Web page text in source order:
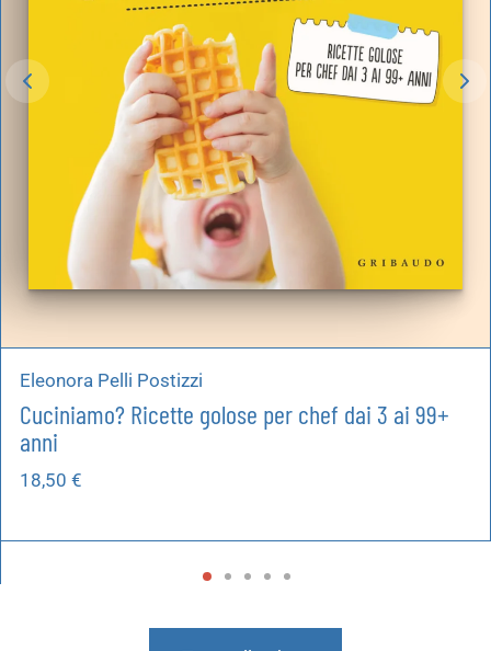
Eleonora Pelli Postizzi
Cuciniamo? Ricette golose per chef dai 3 ai 99+
anni
18,50 €